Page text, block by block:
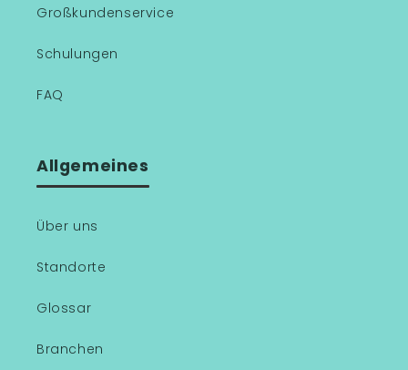
Großkundenservice
Schulungen
FAQ
Allgemeines
Über uns
Standorte
Glossar
Branchen